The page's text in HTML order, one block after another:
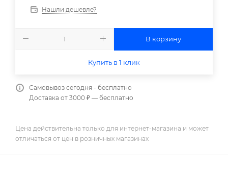
Нашли дешевле?
В корзину
Купить в 1 клик
Самовывоз сегодня - бесплатно
Доставка от 3000 ₽ — бесплатно
Цена действительна только для интернет-магазина и может
отличаться от цен в розничных магазинах